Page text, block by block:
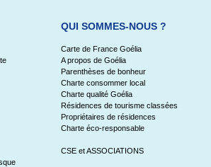
QUI SOMMES-NOUS ?
Carte de France Goélia
A propos de Goélia
Parenthèses de bonheur
Charte consommer local
Charte qualité Goélia
Résidences de tourisme classées
Propriétaires de résidences
Charte éco-responsable
CSE et ASSOCIATIONS